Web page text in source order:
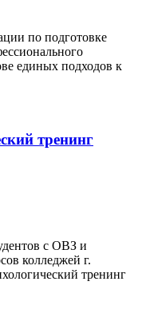
по подготовке
единых подходов к
тренинг
с ОВЗ и
колледжей г.
тренинг